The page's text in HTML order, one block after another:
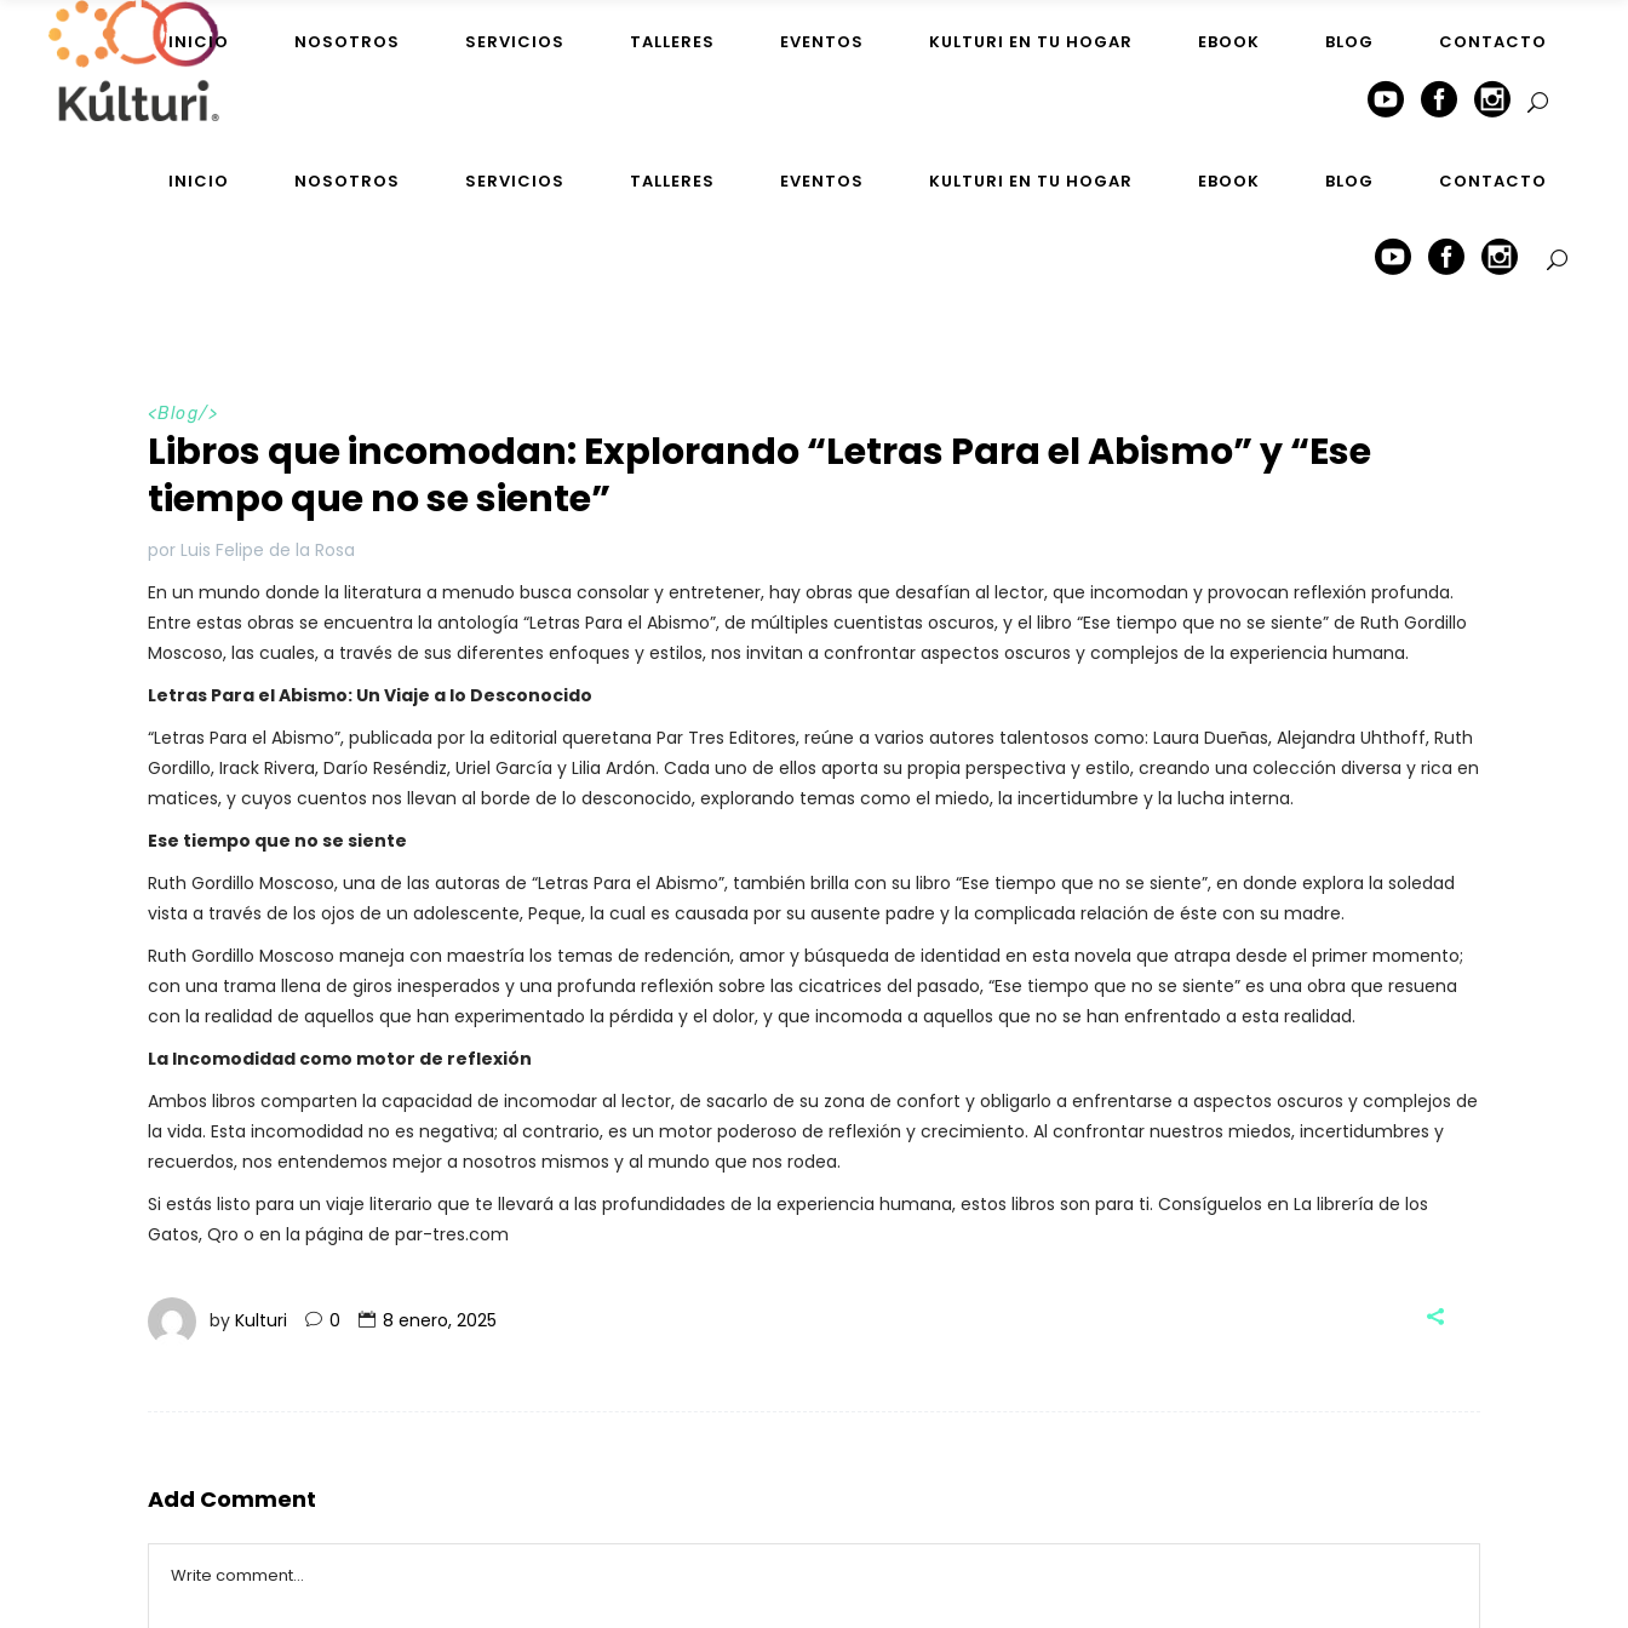
INICIO NOSOTROS SERVICIOS TALLERES EVENTOS KULTURI EN TU HOGAR EBOOK BLOG CONTACTO
INICIO NOSOTROS SERVICIOS TALLERES EVENTOS KULTURI EN TU HOGAR EBOOK BLOG CONTACTO
<Blog/>
Libros que incomodan: Explorando “Letras Para el Abismo” y “Ese
tiempo que no se siente”
por Luis Felipe de la Rosa
En un mundo donde la literatura a menudo busca consolar y entretener, hay obras que desafían al lector, que incomodan y provocan reflexión profunda.
Entre estas obras se encuentra la antología “Letras Para el Abismo”, de múltiples cuentistas oscuros, y el libro “Ese tiempo que no se siente” de Ruth Gordillo
Moscoso, las cuales, a través de sus diferentes enfoques y estilos, nos invitan a confrontar aspectos oscuros y complejos de la experiencia humana.
Letras Para el Abismo: Un Viaje a lo Desconocido
“Letras Para el Abismo”, publicada por la editorial queretana Par Tres Editores, reúne a varios autores talentosos como: Laura Dueñas, Alejandra Uhthoff, Ruth
Gordillo, Irack Rivera, Darío Reséndiz, Uriel García y Lilia Ardón. Cada uno de ellos aporta su propia perspectiva y estilo, creando una colección diversa y rica en
matices, y cuyos cuentos nos llevan al borde de lo desconocido, explorando temas como el miedo, la incertidumbre y la lucha interna.
Ese tiempo que no se siente
Ruth Gordillo Moscoso, una de las autoras de “Letras Para el Abismo”, también brilla con su libro “Ese tiempo que no se siente”, en donde explora la soledad
vista a través de los ojos de un adolescente, Peque, la cual es causada por su ausente padre y la complicada relación de éste con su madre.
Ruth Gordillo Moscoso maneja con maestría los temas de redención, amor y búsqueda de identidad en esta novela que atrapa desde el primer momento;
con una trama llena de giros inesperados y una profunda reflexión sobre las cicatrices del pasado, “Ese tiempo que no se siente” es una obra que resuena
con la realidad de aquellos que han experimentado la pérdida y el dolor, y que incomoda a aquellos que no se han enfrentado a esta realidad.
La Incomodidad como motor de reflexión
Ambos libros comparten la capacidad de incomodar al lector, de sacarlo de su zona de confort y obligarlo a enfrentarse a aspectos oscuros y complejos de
la vida. Esta incomodidad no es negativa; al contrario, es un motor poderoso de reflexión y crecimiento. Al confrontar nuestros miedos, incertidumbres y
recuerdos, nos entendemos mejor a nosotros mismos y al mundo que nos rodea.
Si estás listo para un viaje literario que te llevará a las profundidades de la experiencia humana, estos libros son para ti. Consíguelos en La librería de los
Gatos, Qro o en la página de par-tres.com
by Kulturi 0 8 enero, 2025
Add Comment